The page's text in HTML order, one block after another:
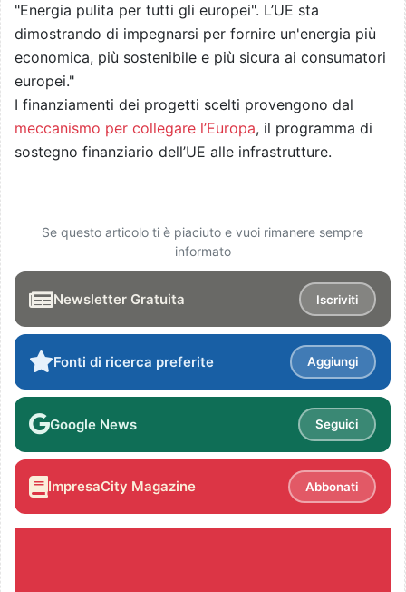
"Energia pulita per tutti gli europei". L’UE sta
dimostrando di impegnarsi per fornire un'energia più
economica, più sostenibile e più sicura ai consumatori
europei."
I finanziamenti dei progetti scelti provengono dal
meccanismo per collegare l’Europa, il programma di
sostegno finanziario dell’UE alle infrastrutture.
Se questo articolo ti è piaciuto e vuoi rimanere sempre
informato
Newsletter Gratuita Iscriviti
Fonti di ricerca preferite Aggiungi
Google News Seguici
ImpresaCity Magazine Abbonati